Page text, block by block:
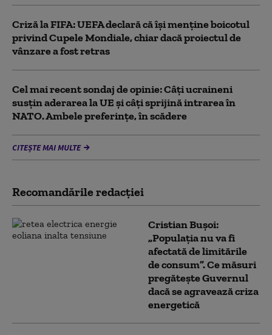
Criză la FIFA: UEFA declară că îşi menţine boicotul
privind Cupele Mondiale, chiar dacă proiectul de
vânzare a fost retras
Cel mai recent sondaj de opinie: Câți ucraineni
susțin aderarea la UE și câți sprijină intrarea în
NATO. Ambele preferințe, în scădere
CITEȘTE MAI MULTE
Recomandările redacţiei
Cristian Bușoi:
„Populația nu va fi
afectată de limitările
de consum”. Ce măsuri
pregătește Guvernul
dacă se agravează criza
energetică